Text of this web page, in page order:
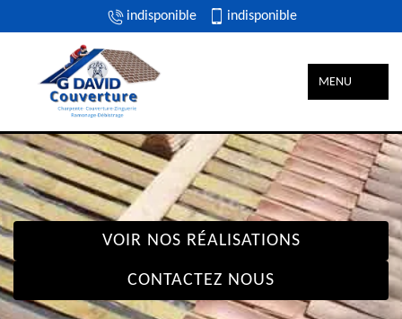
indisponible indisponible
MENU
VOIR NOS RÉALISATIONS
CONTACTEZ NOUS